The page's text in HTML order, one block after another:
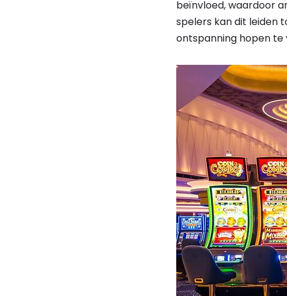
beïnvloed, waardoor
spelers kan dit leiden
ontspanning hopen te